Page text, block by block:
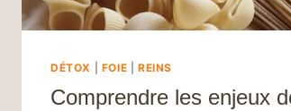
DÉTOX FOIE REINS
Comprendre les enjeux